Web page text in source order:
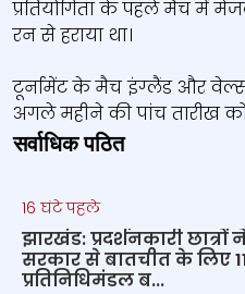
प्रतियोगिता के पहले मैच में
रन से हराया था।
टूर्नामेंट के मैच इंग्‍लैंड और
अगले महीने की पांच तारीख को
सर्वाधिक पठित
16 घंटे पहले
झारखंड: प्रदर्शनकारी छात्रों
सरकार से बातचीत के लिए
प्रतिनिधिमंडल ब...